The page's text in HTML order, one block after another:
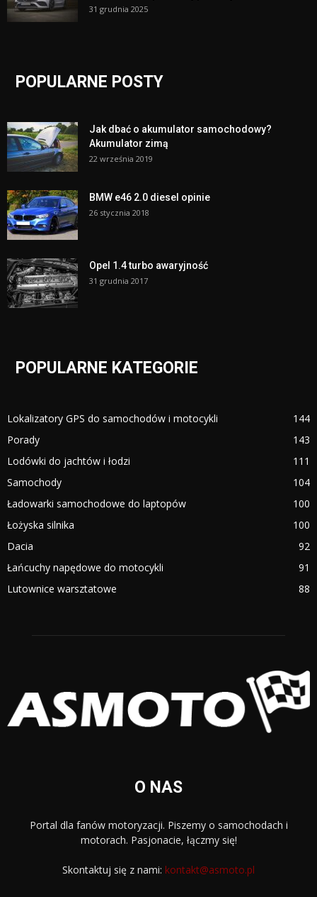
31 grudnia 2025
POPULARNE POSTY
Jak dbać o akumulator samochodowy?
Akumulator zimą
22 września 2019
BMW e46 2.0 diesel opinie
26 stycznia 2018
Opel 1.4 turbo awaryjność
31 grudnia 2017
POPULARNE KATEGORIE
Lokalizatory GPS do samochodów i motocykli
144
Porady
143
Lodówki do jachtów i łodzi
111
Samochody
104
Ładowarki samochodowe do laptopów
100
Łożyska silnika
100
Dacia
92
Łańcuchy napędowe do motocykli
91
Lutownice warsztatowe
88
O NAS
Portal dla fanów motoryzacji. Piszemy o samochodach i
motorach. Pasjonacie, łączmy się!
Skontaktuj się z nami: kontakt@asmoto.pl